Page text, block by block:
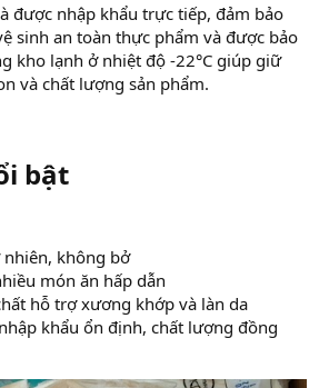
được nhập khẩu trực tiếp, đảm bảo
sinh an toàn thực phẩm và được bảo
kho lạnh ở nhiệt độ -22°C giúp giữ
và chất lượng sản phẩm.
bật​
không bở
món ăn hấp dẫn
hỗ trợ xương khớp và làn da
khẩu ổn định, chất lượng đồng